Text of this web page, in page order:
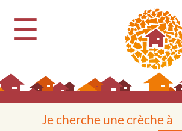
☰
Je cherche une crèche à